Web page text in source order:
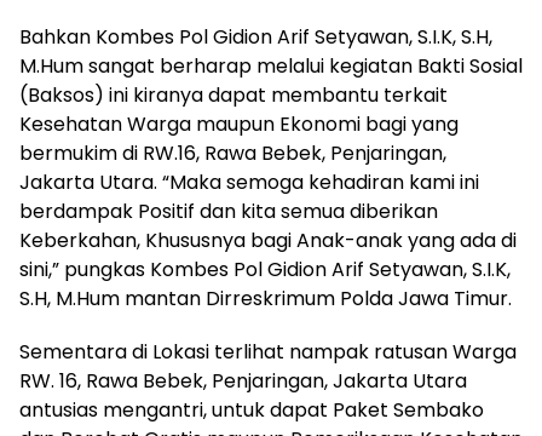
Bahkan Kombes Pol Gidion Arif Setyawan, S.I.K, S.H,
M.Hum sangat berharap melalui kegiatan Bakti Sosial
(Baksos) ini kiranya dapat membantu terkait
Kesehatan Warga maupun Ekonomi bagi yang
bermukim di RW.16, Rawa Bebek, Penjaringan,
Jakarta Utara. “Maka semoga kehadiran kami ini
berdampak Positif dan kita semua diberikan
Keberkahan, Khususnya bagi Anak-anak yang ada di
sini,” pungkas Kombes Pol Gidion Arif Setyawan, S.I.K,
S.H, M.Hum mantan Dirreskrimum Polda Jawa Timur.
Sementara di Lokasi terlihat nampak ratusan Warga
RW. 16, Rawa Bebek, Penjaringan, Jakarta Utara
antusias mengantri, untuk dapat Paket Sembako